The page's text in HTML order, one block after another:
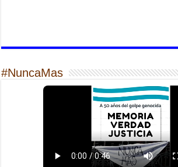
#NuncaMas